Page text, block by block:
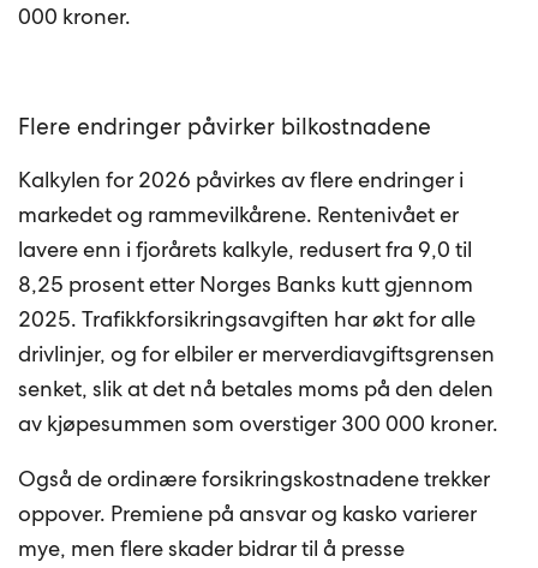
000 kroner.
Flere endringer påvirker bilkostnadene
Kalkylen for 2026 påvirkes av flere endringer i
markedet og rammevilkårene. Rentenivået er
lavere enn i fjorårets kalkyle, redusert fra 9,0 til
8,25 prosent etter Norges Banks kutt gjennom
2025. Trafikkforsikringsavgiften har økt for alle
drivlinjer, og for elbiler er merverdiavgiftsgrensen
senket, slik at det nå betales moms på den delen
av kjøpesummen som overstiger 300 000 kroner.
Også de ordinære forsikringskostnadene trekker
oppover. Premiene på ansvar og kasko varierer
mye, men flere skader bidrar til å presse